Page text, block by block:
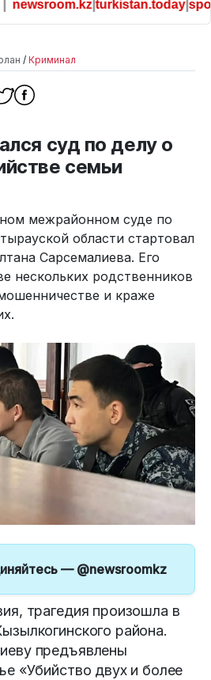
newsroom.kz|turkistan.today|
/ Криминал
суд по делу о
семьи
межрайонном суде по
области стартовал
Сарсемалиева. Его
нескольких родственников
и краже
— @newsroomkz
трагедия произошла в
района.
предъявлены
«Убийство двух и более